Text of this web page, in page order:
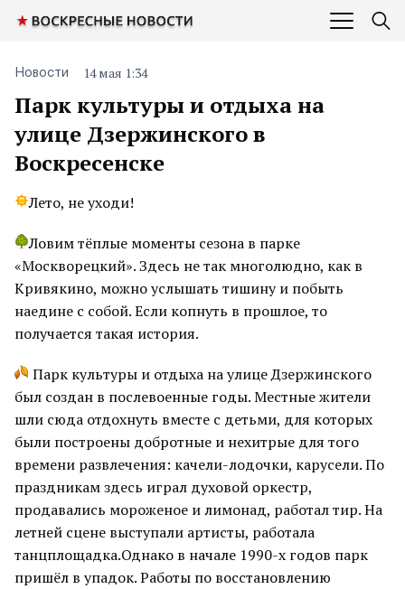
Парк культуры и отдыха на
улице Дзержинского в
Воскресенске
Новости 14 мая 1:34
Лето, не уходи!
Ловим тёплые моменты сезона в парке
«Москворецкий». Здесь не так многолюдно, как в
Кривякино, можно услышать тишину и побыть
наедине с собой. Если копнуть в прошлое, то
получается такая история.
Парк культуры и отдыха на улице Дзержинского
был создан в послевоенные годы. Местные жители
шли сюда отдохнуть вместе с детьми, для которых
были построены добротные и нехитрые для того
времени развлечения: качели-лодочки, карусели. По
праздникам здесь играл духовой оркестр,
продавались мороженое и лимонад, работал тир. На
летней сцене выступали артисты, работала
танцплощадка.Однако в начале 1990-х годов парк
пришёл в упадок. Работы по восстановлению